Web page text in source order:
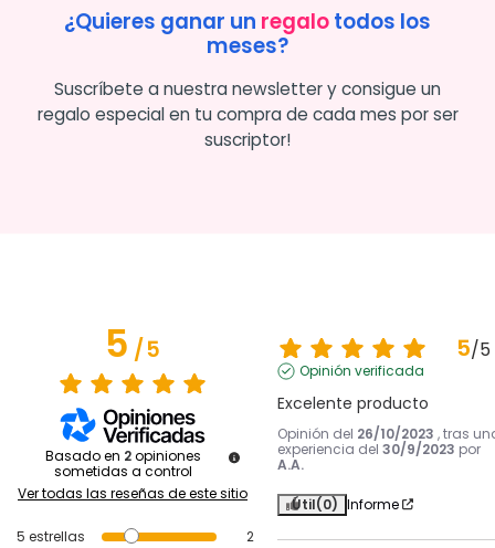
¿Quieres ganar un regalotodos los
meses?
Suscríbete a nuestra newsletter y consigue un
regalo especial en tu compra de cada mes por ser
suscriptor!
5/5
Basado en 2 opiniones
sometidas a control
Ver todas las reseñas de este sitio
5 estrellas
2
5/5
Opinión verificada
Excelente producto
Opinión del 26/10/2023 , tras
experiencia del 30/9/2023 por
A.A.
Útil(0) Informe